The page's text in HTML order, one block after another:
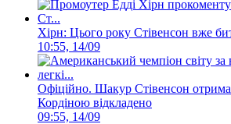
Хірн: Цього року Стівенсон вже
10:55, 14/09
Офіційно. Шакур Стівенсон
Кордіною відкладено
09:55, 14/09